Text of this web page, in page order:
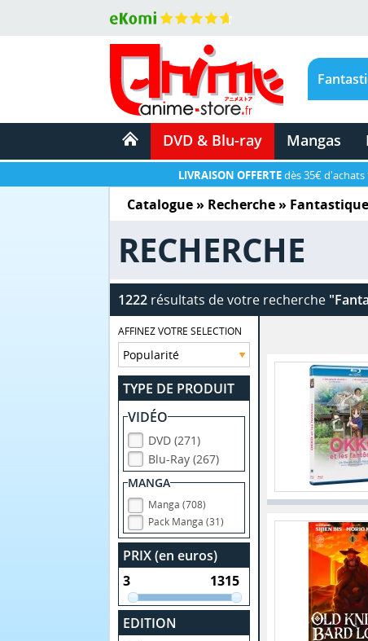
DVD & Blu-ray Mangas
LIVRAISON OFFERTEdès 35€ d'achats
Catalogue» Recherche » Fantastique
RECHERCHE
1222résultats de votre recherche
AFFINEZ VOTRE SELECTION
TYPE DE PRODUIT
VIDÉO
DVD (271)
Blu-Ray (267)
MANGA
Manga (708)
Pack Manga (31)
PRIX (en euros)
EDITION